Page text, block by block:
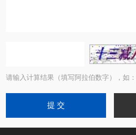
请输入计算结果（填写阿拉伯数字），如